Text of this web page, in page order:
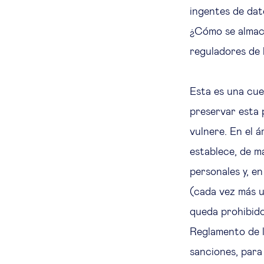
ingentes de
¿Cómo se
reguladores de
Esta es una
preservar esta
vulnere. En el
establece, de
personales y,
(cada vez más
queda
Reglamento de
sanciones,